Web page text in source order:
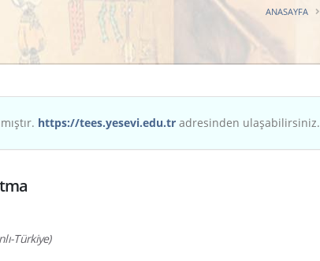
ANASAYFA
https://tees.yesevi.edu.tr adresinden ulaşabilirsiniz.
Türkiye)